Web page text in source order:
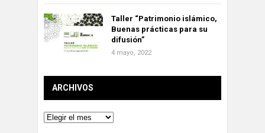
Taller “Patrimonio islámico,
Buenas prácticas para su
difusión”
4 mayo, 2022
ARCHIVOS
Archivos